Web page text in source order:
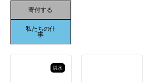
寄付する
私たちの仕
事
洪水